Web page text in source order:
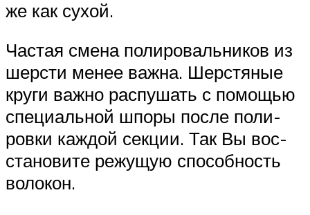
же как сухой.
Частая сме­на поли­ро­валь­ни­ков из
шер­сти менее важ­на. Шер­стя­ные
кру­ги важ­но рас­пу­шать с помо­щью
спе­ци­аль­ной шпо­ры после поли­
ров­ки каж­дой сек­ции. Так Вы вос­
ста­но­ви­те режу­щую спо­соб­ность
волокон.